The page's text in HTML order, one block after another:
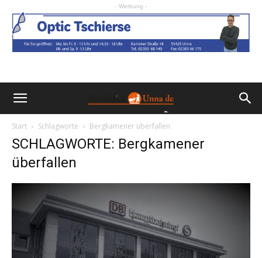
- Werbung -
Start Schlagworte Bergkamener überfallen
SCHLAGWORTE: Bergkamener
überfallen